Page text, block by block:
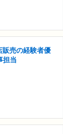
販売の経験者優
担当